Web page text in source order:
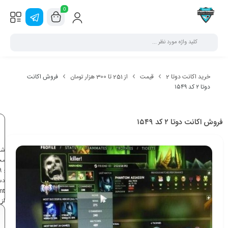
0
خرید اکانت دوتا 2 قیمت از 251 تا 300 هزار تومان
فروش اکانت
دوتا ۲ کد ۱۵۴۹
فروش اکانت دوتا ۲ کد ۱۵۴۹
: